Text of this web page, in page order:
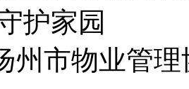
护家园
州市物业管